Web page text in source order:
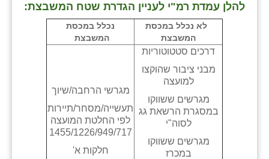
להלן עמדת רמ"י לעניין הגדרת שטח המשבצת:
לא נכלל במכסת
המשבצת
נכלל במכסת
המשבצת
דרכים סטטוטוריות
מבני ציבור שהוקצו
למועצה
מגרשים ששווקו
במסגרת הרשאת גג
לסוה"י
מגרשים ששווקו
במכרז
מגרשי הרחבה/שיוך
תעשייה/מסחר/תיירות
לפי החלטת המועצה
1455/1226/949/717
חלקות א'
כפר הרי״ף
כפר מישר
כפר מע״ש
כפר סבא (אגרא)
כפר שמריהו